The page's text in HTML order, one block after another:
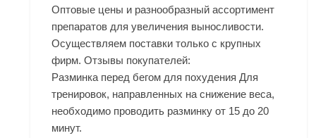
Оптовые цены и разнообразный ассортимент
препаратов для увеличения выносливости.
Осуществляем поставки только с крупных
фирм. Отзывы покупателей:
Разминка перед бегом для похудения Для
тренировок, направленных на снижение веса,
необходимо проводить разминку от 15 до 20
минут.